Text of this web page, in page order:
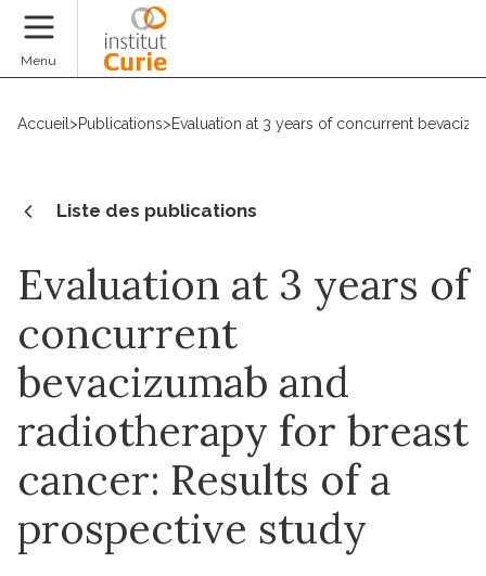
Menu
Accueil >Publications>Evaluation at 3 years of concurrent
Liste des publications
Evaluation at 3 years of
concurrent
bevacizumab and
radiotherapy for breast
cancer: Results of a
prospective study